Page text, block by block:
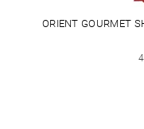
ORIENT GOURMET